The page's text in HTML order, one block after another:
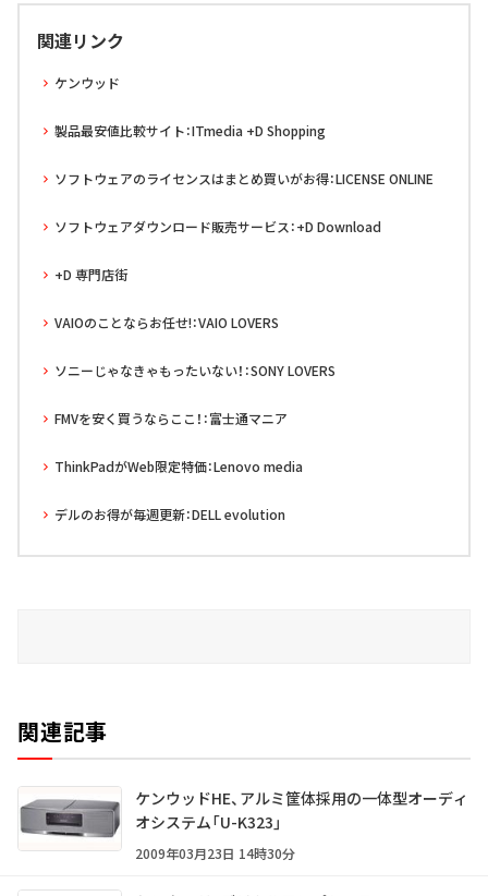
関連リンク
ケンウッド
製品最安値比較サイト：ITmedia +D Shopping
ソフトウェアのライセンスはまとめ買いがお得：LICENSE ONLINE
ソフトウェアダウンロード販売サービス：+D Download
+D 専門店街
VAIOのことならお任せ!：VAIO LOVERS
ソニーじゃなきゃもったいない！：SONY LOVERS
FMVを安く買うならここ！：富士通マニア
ThinkPadがWeb限定特価：Lenovo media
デルのお得が毎週更新：DELL evolution
関連記事
ケンウッドHE、アルミ筐体採用の一体型オーディ
オシステム「U-K323」
2009年03月23日 14時30分